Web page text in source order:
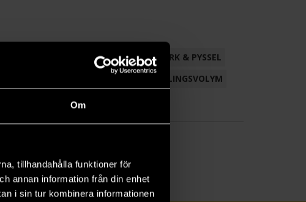
Om
tillhandahålla funktioner för
annan information från din enhet
i sin tur kombinera informationen
FACKLITTERATUR
HANTVERK & PYSSEL
ROMAN
SAMLINGSVOLYM